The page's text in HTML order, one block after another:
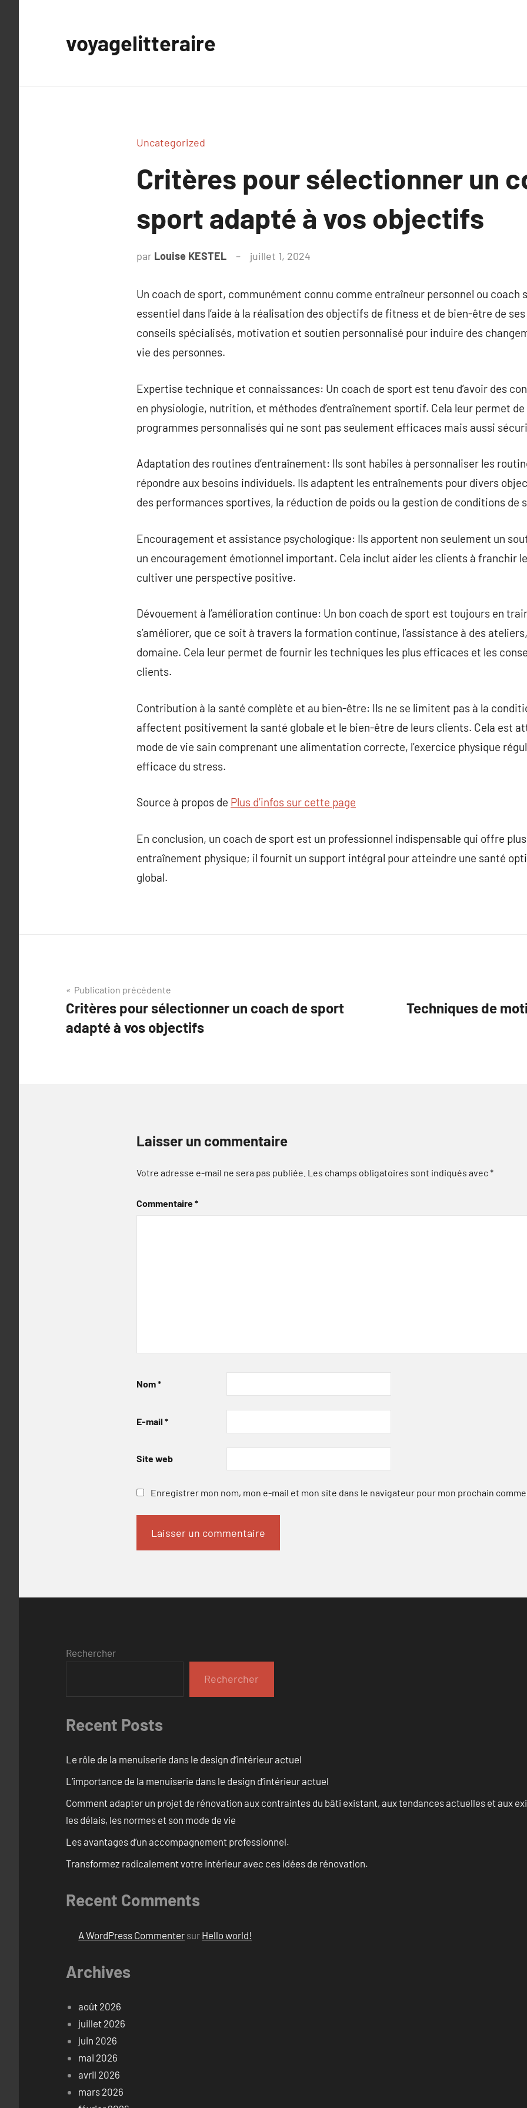
voyagelitteraire
Uncategorized
Critères pour sélectionner un
sport adapté à vos objectifs
par Louise KESTEL juillet 1, 2024
Un coach de sport, communément connu comme entraîneur personnel ou coach
essentiel dans l’aide à la réalisation des objectifs de fitness et de bien-être de
conseils spécialisés, motivation et soutien personnalisé pour induire des
vie des personnes.
Expertise technique et connaissances: Un coach de sport est tenu d’avoir des
en physiologie, nutrition, et méthodes d’entraînement sportif. Cela leur permet
programmes personnalisés qui ne sont pas seulement efficaces mais aussi
Adaptation des routines d’entraînement: Ils sont habiles à personnaliser les
répondre aux besoins individuels. Ils adaptent les entraînements pour divers
des performances sportives, la réduction de poids ou la gestion de conditions de
Encouragement et assistance psychologique: Ils apportent non seulement un
un encouragement émotionnel important. Cela inclut aider les clients à franchir
cultiver une perspective positive.
Dévouement à l’amélioration continue: Un bon coach de sport est toujours en
s’améliorer, que ce soit à travers la formation continue, l’assistance à des
domaine. Cela leur permet de fournir les techniques les plus efficaces et les
clients.
Contribution à la santé complète et au bien-être: Ils ne se limitent pas à la
affectent positivement la santé globale et le bien-être de leurs clients. Cela est
mode de vie sain comprenant une alimentation correcte, l’exercice physique
efficace du stress.
Source à propos de Plus d’infos sur cette page
En conclusion, un coach de sport est un professionnel indispensable qui offre plus
entraînement physique; il fournit un support intégral pour atteindre une santé
global.
Navigation
de
l’article
Publication précédente
Critères pour sélectionner un coach de sport
adapté à vos objectifs
Techniques de
Laisser un commentaire
Votre adresse e-mail ne sera pas publiée. Les champs obligatoires sont indiqués avec*
Commentaire*
Nom*
E-mail *
Site web
Enregistrer mon nom, mon e-mail et mon site dans le navigateur pour mon prochain
Rechercher
Rechercher
Recent Posts
Le rôle de la menuiserie dans le design d’intérieur actuel
L’importance de la menuiserie dans le design d’intérieur actuel
Comment adapter un projet de rénovation aux contraintes du bâti existant, aux tendances actuelles et aux
les délais, les normes et son mode de vie
Les avantages d’un accompagnement professionnel.
Transformez radicalement votre intérieur avec ces idées de rénovation.
Recent Comments
A WordPress Commenter sur Hello world!
Archives
août 2026
juillet 2026
juin 2026
mai 2026
avril 2026
mars 2026